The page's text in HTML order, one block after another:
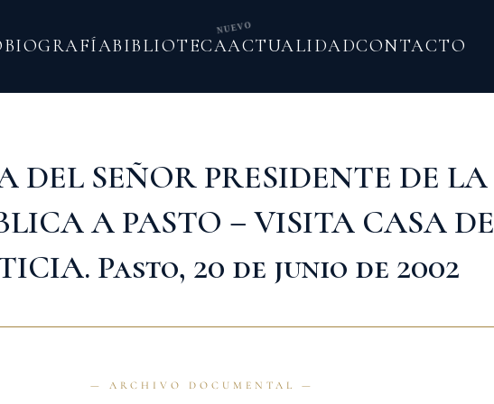
BIOGRAFÍABIBLIOTECA
NUEVO
ACTUALIDADCONTACTO
DEL SEÑOR PRESIDENTE DE LA
A PASTO – VISITA CASA DE
Pasto, 20 de junio de 2002